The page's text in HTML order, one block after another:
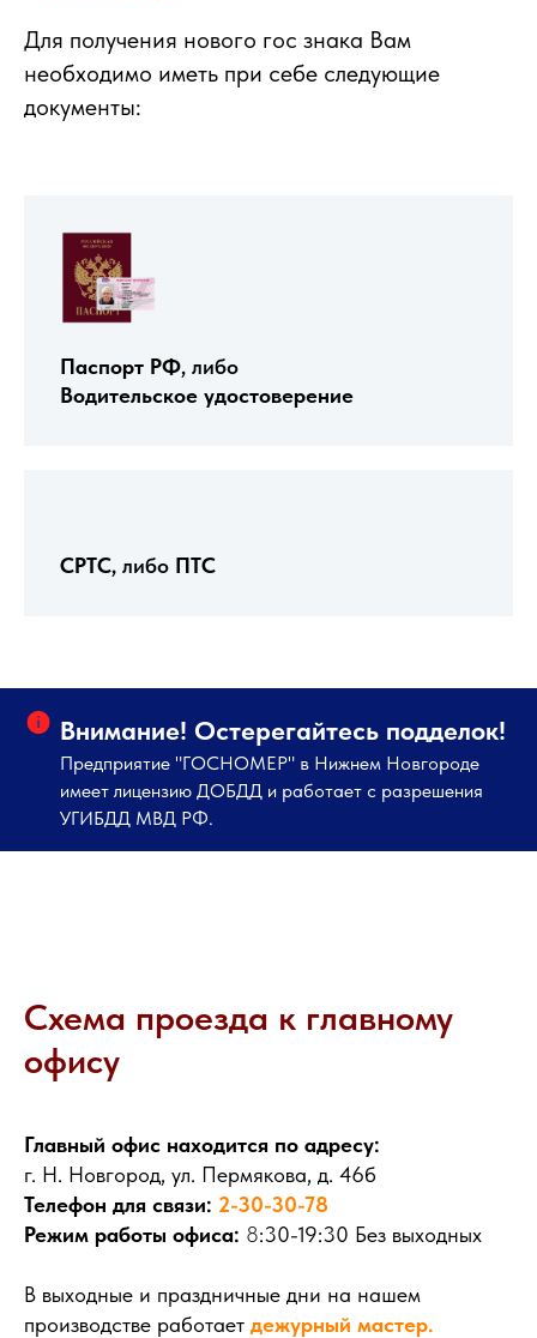
Для получения нового гос знака Вам
необходимо иметь при себе следующие
документы:
Паспорт РФ, либо
Водительское удостоверение
СРТС, либо ПТС
Внимание! Остерегайтесь подделок!
Предприятие "ГОСНОМЕР" в Нижнем Новгороде
имеет лицензию ДОБДД и работает с разрешения
УГИБДД МВД РФ.
Схема проезда к главному
офису
Главный офис находится по адресу:
г. Н. Новгород, ул. Пермякова, д. 46б
Телефон для связи: 2-30-30-78
Режим работы офиса: 8:30-19:30 Без выходных
В выходные и праздничные дни на нашем
производстве работает дежурный мастер.